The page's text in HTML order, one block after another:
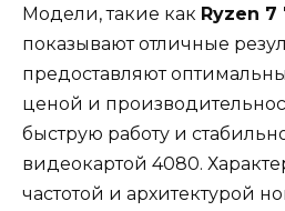
Модели, такие как Ryzen 7
показывают отличные
предоставляют
ценой и
быструю работу и
видеокартой 4080.
частотой и архитектурой